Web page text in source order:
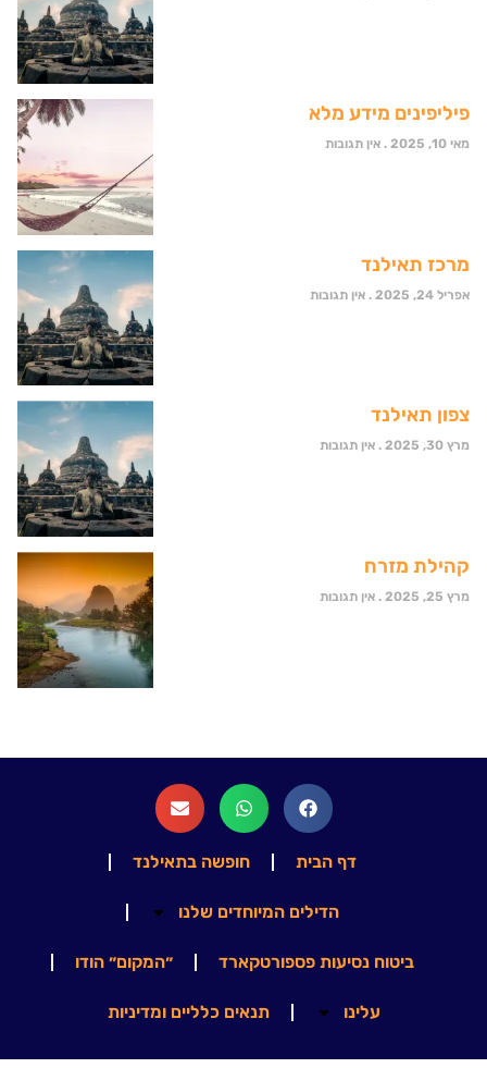
פיליפינים מידע מלא
מאי 10, 2025 אין תגובות
מרכז תאילנד
אפריל 24, 2025 אין תגובות
צפון תאילנד
מרץ 30, 2025 אין תגובות
קהילת מזרח
מרץ 25, 2025 אין תגובות
דף הבית חופשה בתאילנד
הדילים המיוחדים שלנו
ביטוח נסיעות פספורטקארד ״המקום״ הודו
עלינו תנאים כלליים ומדיניות